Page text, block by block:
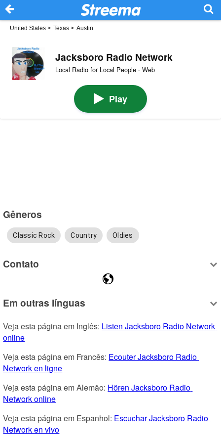
United States > Texas > Austin
Jacksboro Radio Network
Local Radio for Local People · Web
Play
Gêneros
Classic Rock Country Oldies
Contato
Em outras línguas
Veja esta página em Inglês: Listen Jacksboro Radio Network
online
Veja esta página em Francês: Ecouter Jacksboro Radio
Network en ligne
Veja esta página em Alemão: Hören Jacksboro Radio
Network online
Veja esta página em Espanhol: Escuchar Jacksboro Radio
Network en vivo